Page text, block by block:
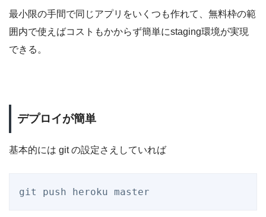
最小限の手間で同じアプリをいくつも作れて、無料枠の範
囲内で使えばコストもかからず簡単にstaging環境が実現
できる。
デプロイが簡単
基本的には git の設定さえしていれば
git push heroku master